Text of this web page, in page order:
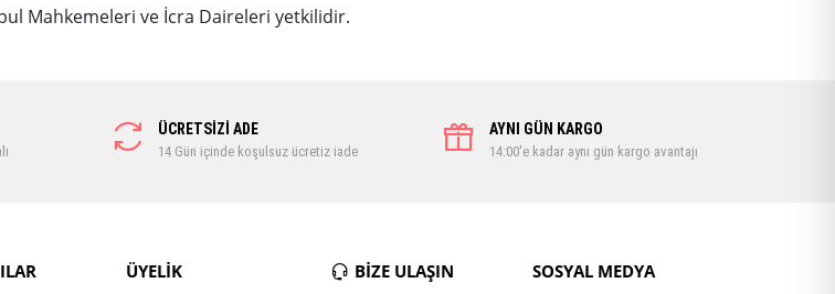
Mahkemeleri ve İcra Daireleri yetkilidir.
ÜCRETSİZİ ADE
14 Gün içinde koşulsuz ücretiz iade
AYNI GÜN KARGO
14:00'e kadar aynı gün kargo avantajı
ÜYELİK BİZE ULAŞIN SOSYAL MEDYA